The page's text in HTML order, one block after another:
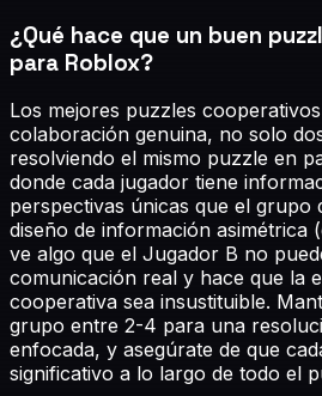
¿Qué hace que un buen
para Roblox?
Los mejores puzzles
colaboración genuina, no solo
resolviendo el mismo puzzle en
donde cada jugador tiene
perspectivas únicas que el grupo
diseño de información asimétrica
ve algo que el Jugador B no
comunicación real y hace que la
cooperativa sea insustituible.
grupo entre 2-4 para una
enfocada, y asegúrate de que
significativo a lo largo de todo el